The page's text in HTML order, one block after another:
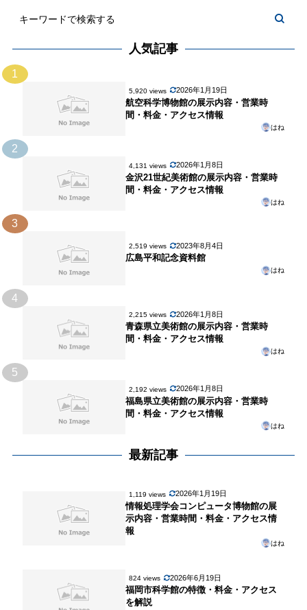
人気記事
1
5,920 views 2026年1月19日
航空科学博物館の展示内容・営業時
間・料金・アクセス情報
はね
2
4,131 views 2026年1月8日
金沢21世紀美術館の展示内容・営業時
間・料金・アクセス情報
はね
3
2,519 views 2023年8月4日
広島平和記念資料館
はね
4
2,215 views 2026年1月8日
青森県立美術館の展示内容・営業時
間・料金・アクセス情報
はね
5
2,192 views 2026年1月8日
福島県立美術館の展示内容・営業時
間・料金・アクセス情報
はね
最新記事
1,119 views 2026年1月19日
情報処理学会コンピュータ博物館の展
示内容・営業時間・料金・アクセス情
報
はね
824 views 2026年6月19日
福岡市科学館の特徴・料金・アクセス
を解説